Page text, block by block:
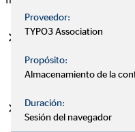
Franquicia Dental:
tener hasta un 35% de
ser asegurado de
Franquicia Óptima:
tener hasta un 50%
Proveedor:
TYPO3 Association
Propósito:
Almacenamiento de la
Duración:
Sesión del navegador